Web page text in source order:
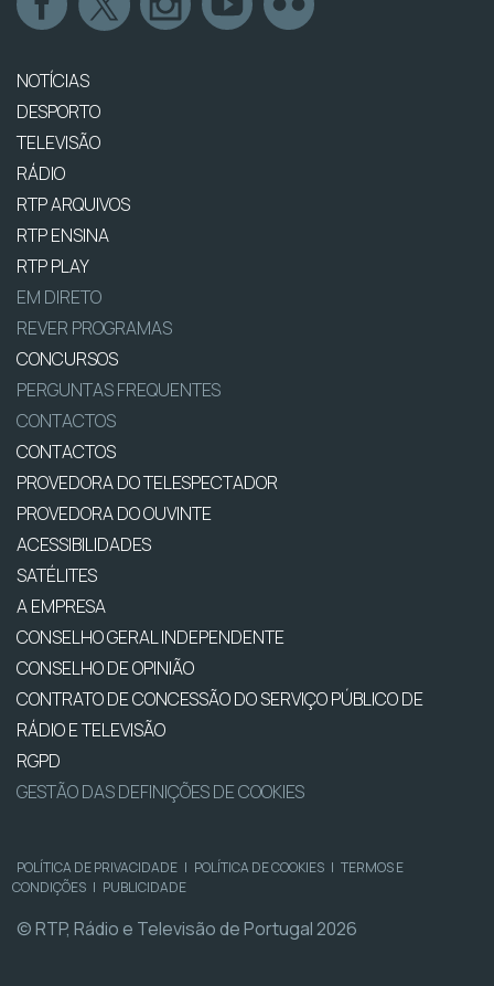
NOTÍCIAS
DESPORTO
TELEVISÃO
RÁDIO
RTP ARQUIVOS
RTP ENSINA
RTP PLAY
EM DIRETO
REVER PROGRAMAS
CONCURSOS
PERGUNTAS FREQUENTES
CONTACTOS
CONTACTOS
PROVEDORA DO TELESPECTADOR
PROVEDORA DO OUVINTE
ACESSIBILIDADES
SATÉLITES
A EMPRESA
CONSELHO GERAL INDEPENDENTE
CONSELHO DE OPINIÃO
CONTRATO DE CONCESSÃO DO SERVIÇO PÚBLICO DE
RÁDIO E TELEVISÃO
RGPD
GESTÃO DAS DEFINIÇÕES DE COOKIES
POLÍTICA DE PRIVACIDADE | POLÍTICA DE COOKIES | TERMOS E
CONDIÇÕES | PUBLICIDADE
© RTP, Rádio e Televisão de Portugal 2026